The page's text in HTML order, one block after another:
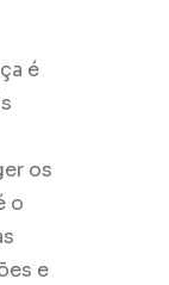
é
os
o
e